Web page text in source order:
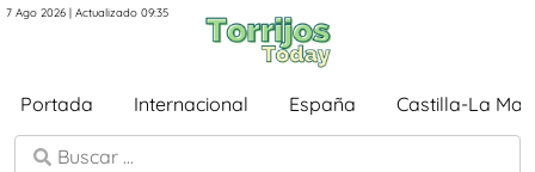
7 Ago 2026 | Actualizado 09:35
Portada Internacional España Castilla-La